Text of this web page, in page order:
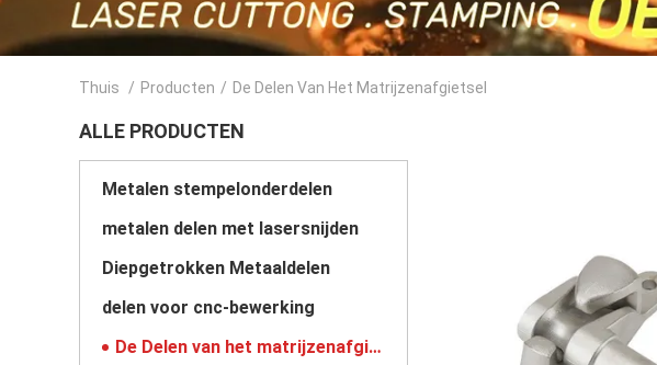
Thuis / Producten / De Delen Van Het Matrijzenafgietsel
ALLE PRODUCTEN
Metalen stempelonderdelen
metalen delen met lasersnijden
Diepgetrokken Metaaldelen
delen voor cnc-bewerking
De Delen van het matrijzenafgietsel